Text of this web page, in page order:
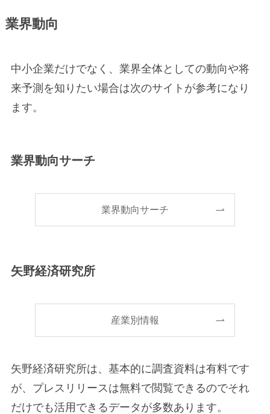
業界動向
中小企業だけでなく、業界全体としての動向や将
来予測を知りたい場合は次のサイトが参考になり
ます。
業界動向サーチ
業界動向サーチ
矢野経済研究所
産業別情報
矢野経済研究所は、基本的に調査資料は有料です
が、プレスリリースは無料で閲覧できるのでそれ
だけでも活用できるデータが多数あります。